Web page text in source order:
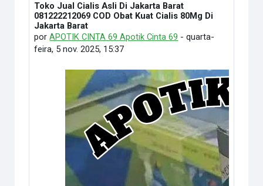
Toko Jual Cialis Asli Di Jakarta Barat
081222212069 COD Obat Kuat Cialis 80Mg Di
Jakarta Barat
porAPOTIK CINTA 69 Apotik Cinta 69 -quarta-
feira, 5 nov. 2025, 15:37
Número de respostas: 0